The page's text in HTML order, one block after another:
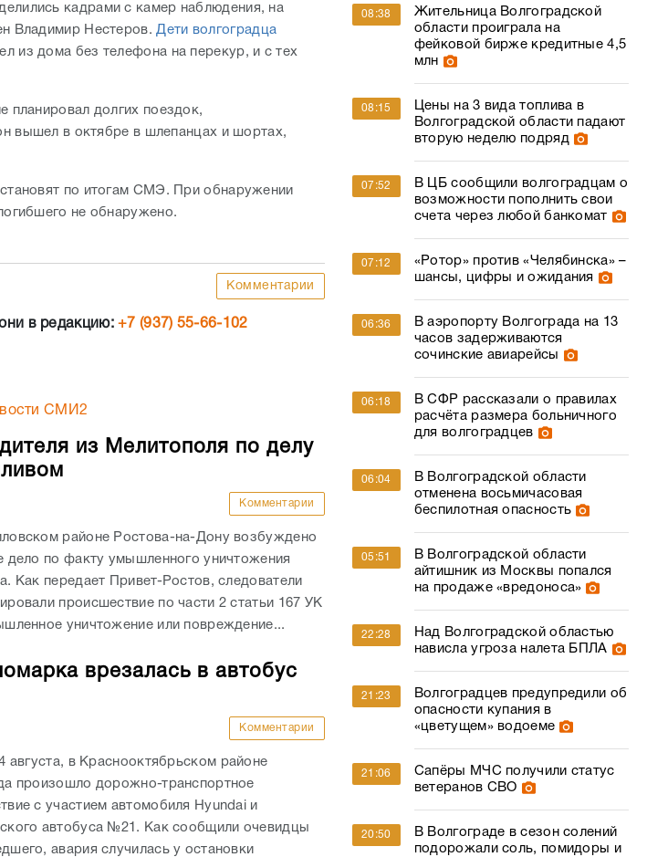
кадрами с камер наблюдения, на
Владимир Нестеров.Дети волгоградца
из дома без телефона на перекур, и с тех
планировал долгих поездок,
вышел в октябре в шлепанцах и шортах,
по итогам СМЭ. При обнаружении
не обнаружено.
Комментарии
в редакцию:+7 (937) 55-66-102
СМИ2
из Мелитополя по делу
Комментарии
районе Ростова-на-Дону возбуждено
дело по факту умышленного уничтожения
Как передает Привет-Ростов, следователи
происшествие по части 2 статьи 167 УК
уничтожение или повреждение...
врезалась в автобус
Комментарии
августа, в Краснооктябрьском районе
произошло дорожно-транспортное
с участием автомобиля Hyundai и
автобуса №21. Как сообщили очевидцы
авария случилась у остановки
08:38
Жительница Волгоградской
области проиграла на
фейковой бирже кредитные 4,5
млн
08:15
Цены на 3 вида топлива в
Волгоградской области падают
вторую неделю подряд
07:52
В ЦБ сообщили волгоградцам о
возможности пополнить свои
счета через любой банкомат
07:12
«Ротор» против «Челябинска» –
шансы, цифры и ожидания
06:36
В аэропорту Волгограда на 13
часов задерживаются
сочинские авиарейсы
06:18
В СФР рассказали о правилах
расчёта размера больничного
для волгоградцев
06:04
В Волгоградской области
отменена восьмичасовая
беспилотная опасность
05:51
В Волгоградской области
айтишник из Москвы попался
на продаже «вредоноса»
22:28
Над Волгоградской областью
нависла угроза налета БПЛА
21:23
Волгоградцев предупредили об
опасности купания в
«цветущем» водоеме
21:06
Сапёры МЧС получили статус
ветеранов СВО
20:50
В Волгограде в сезон солений
подорожали соль, помидоры и